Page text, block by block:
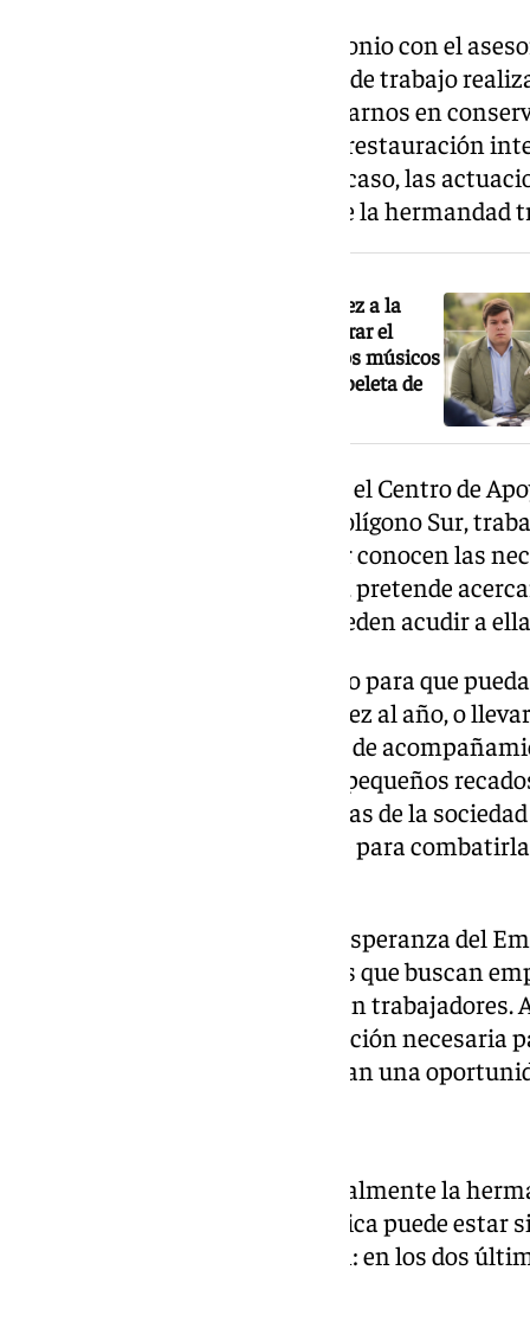
Seguiremos cuidando el patrimonio con el
Artística, manteniendo la línea de trabajo
ha llegado el momento de centrarnos en
tenemos, siendo prioritarias la restauración
palio de la Virgen. En cualquier caso, las
conozcamos la situación real de la hermandad
La candidatura de Feliciano Fernández a la
Esperanza de Triana propone recuperar el
cuarto puesto en la Madrugá y que los músicos
de las Tres Caídas dejen de pagar papeleta de
El primer proyecto es potenciar el Centro de
trabajando en la Misión en el Polígono Sur,
párrocos que son quienes mejor conocen las
proyecto, ‹Soleá, dame la mano›, pretende
hermanos veteranos que no pueden acudir a
Queremos facilitarles el traslado para que
titulares, aunque solo sea una vez al año, o
hogares mediante una pastoral de
ayuda en gestiones cotidianas, pequeños
que uno de los grandes problemas de la
hermandad debe estar presente para
Por último, impulsaremos ‹La Esperanza del
pondrá en contacto a hermanos que buscan
propia hermandad que necesiten trabajadores.
conexión, ofreceremos la formación necesaria
confianza tanto a quienes buscan una
La Esperanza de Triana es actualmente la
Creemos que esa carga económica puede
hermanos y los datos lo reflejan: en los dos